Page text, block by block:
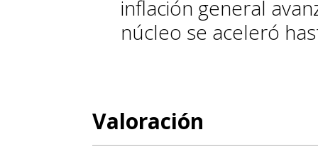
inflación general
núcleo se aceleró
Valoración